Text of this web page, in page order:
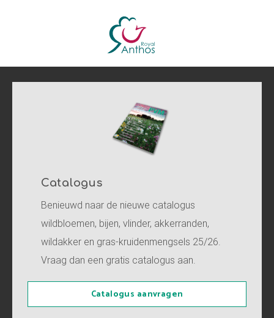
Catalogus
Benieuwd naar de nieuwe catalogus
wildbloemen, bijen, vlinder, akkerranden,
wildakker en gras-kruidenmengsels 25/26.
Vraag dan een gratis catalogus aan.
Catalogus aanvragen